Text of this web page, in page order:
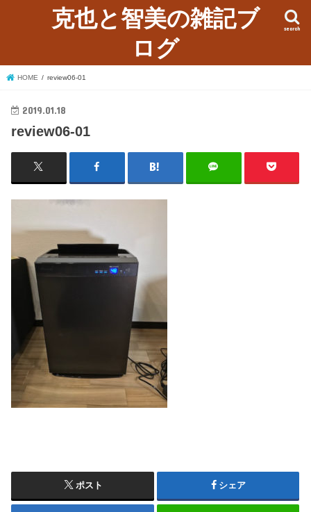
克也と智美の雑記ブ
ログ
search
HOME review06-01
2019.01.18
review06-01
ポスト シェア